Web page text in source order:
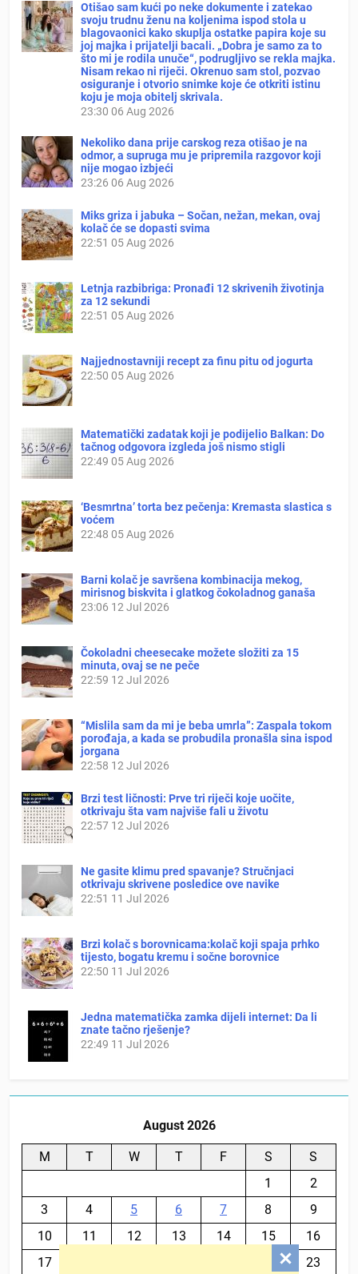
Otišao sam kući po neke dokumente i zatekao
svoju trudnu ženu na koljenima ispod stola u
blagovaonici kako skuplja ostatke papira koje su
joj majka i prijatelji bacali. „Dobra je samo za to
što mi je rodila unuče“, podrugljivo se rekla majka.
Nisam rekao ni riječi. Okrenuo sam stol, pozvao
osiguranje i otvorio snimke koje će otkriti istinu
koju je moja obitelj skrivala.
23:30 06 Aug 2026
Nekoliko dana prije carskog reza otišao je na
odmor, a supruga mu je pripremila razgovor koji
nije mogao izbjeći
23:26 06 Aug 2026
Miks griza i jabuka – Sočan, nežan, mekan, ovaj
kolač će se dopasti svima
22:51 05 Aug 2026
Letnja razbibriga: Pronađi 12 skrivenih životinja
za 12 sekundi
22:51 05 Aug 2026
Najjednostavniji recept za finu pitu od jogurta
22:50 05 Aug 2026
Matematički zadatak koji je podijelio Balkan: Do
tačnog odgovora izgleda još nismo stigli
22:49 05 Aug 2026
‘Besmrtna’ torta bez pečenja: Kremasta slastica s
voćem
22:48 05 Aug 2026
Barni kolač je savršena kombinacija mekog,
mirisnog biskvita i glatkog čokoladnog ganaša
23:06 12 Jul 2026
Čokoladni cheesecake možete složiti za 15
minuta, ovaj se ne peče
22:59 12 Jul 2026
“Mislila sam da mi je beba umrla”: Zaspala tokom
porođaja, a kada se probudila pronašla sina ispod
jorgana
22:58 12 Jul 2026
Brzi test ličnosti: Prve tri riječi koje uočite,
otkrivaju šta vam najviše fali u životu
22:57 12 Jul 2026
Ne gasite klimu pred spavanje? Stručnjaci
otkrivaju skrivene posledice ove navike
22:51 11 Jul 2026
Brzi kolač s borovnicama:kolač koji spaja prhko
tijesto, bogatu kremu i sočne borovnice
22:50 11 Jul 2026
Jedna matematička zamka dijeli internet: Da li
znate tačno rješenje?
22:49 11 Jul 2026
August 2026
M T W T F S
S
1
2
3
4 5 6 7 8
9
10
11 12 13 14 15
16
17
23